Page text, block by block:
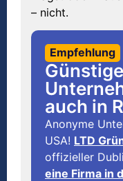
– nicht.
Empfehlung
auch in
Anonyme
USA! LTD
offizieller
eine Firma in